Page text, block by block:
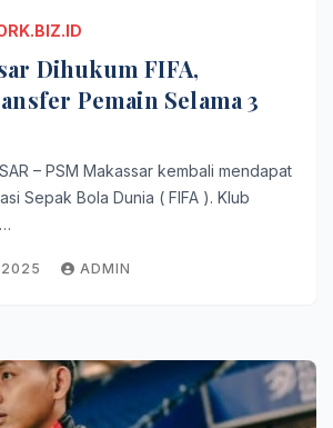
Dihukum FIFA,
Pemain Selama 3
– PSM Makassar kembali mendapat
Sepak Bola Dunia ( FIFA ). Klub
2025 ADMIN